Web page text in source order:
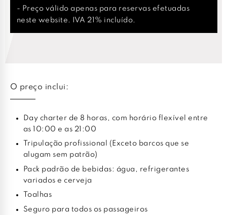
- Preço válido apenas para reservas efetuadas
neste website. IVA 21% incluído.
O preço inclui:
Day charter de 8 horas, com horário flexível entre
as 10:00 e as 21:00
Tripulação profissional (Exceto barcos que se
alugam sem patrão)
Pack padrão de bebidas: água, refrigerantes
variados e cerveja
Toalhas
Seguro para todos os passageiros